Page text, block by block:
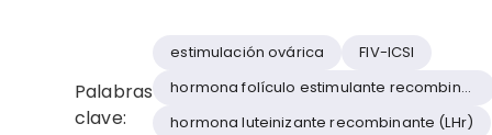
Palabras
clave:
estimulación ovárica
FIV-ICSI
hormona folículo estimulante recombinan
hormona luteinizante recombinante (LHr)